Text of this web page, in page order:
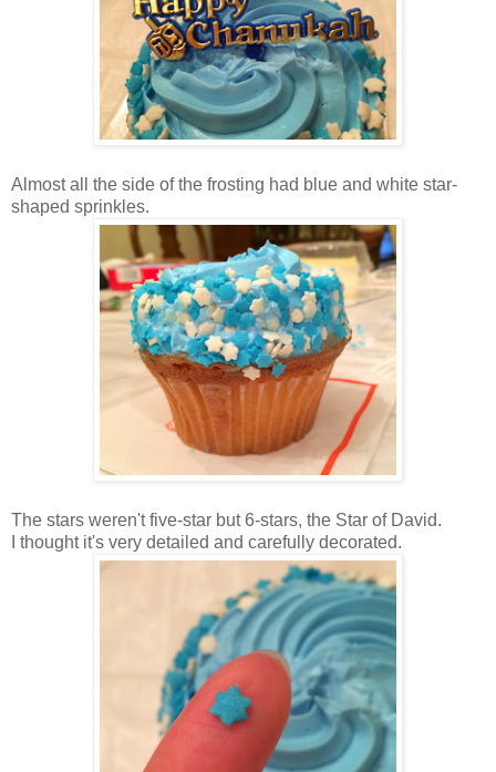
Almost all the side of the frosting had blue and white star-
shaped sprinkles.
The stars weren't five-star but 6-stars, the Star of David.
I thought it's very detailed and carefully decorated.